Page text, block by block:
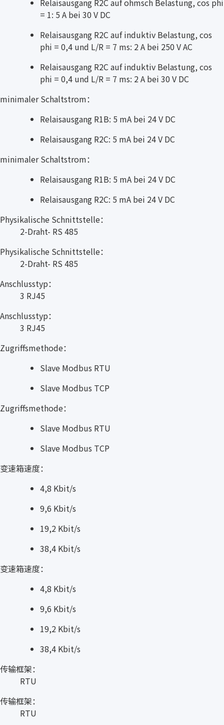
= 1: 5 A bei 30 V DC
Relaisausgang R2C auf induktiv Belastung, cos
phi = 0,4 und L/R = 7 ms: 2 A bei 250 V AC
Relaisausgang R2C auf induktiv Belastung, cos
phi = 0,4 und L/R = 7 ms: 2 A bei 30 V DC
minimaler Schaltstrom：
Relaisausgang R1B: 5 mA bei 24 V DC
Relaisausgang R2C: 5 mA bei 24 V DC
minimaler Schaltstrom：
Relaisausgang R1B: 5 mA bei 24 V DC
Relaisausgang R2C: 5 mA bei 24 V DC
Physikalische Schnittstelle：
2-Draht- RS 485
Physikalische Schnittstelle：
2-Draht- RS 485
Anschlusstyp：
3 RJ45
Anschlusstyp：
3 RJ45
Zugriffsmethode：
Slave Modbus RTU
Slave Modbus TCP
Zugriffsmethode：
Slave Modbus RTU
Slave Modbus TCP
变速箱速度：
4,8 Kbit/s
9,6 Kbit/s
19,2 Kbit/s
38,4 Kbit/s
变速箱速度：
4,8 Kbit/s
9,6 Kbit/s
19,2 Kbit/s
38,4 Kbit/s
传输框架：
RTU
传输框架：
RTU